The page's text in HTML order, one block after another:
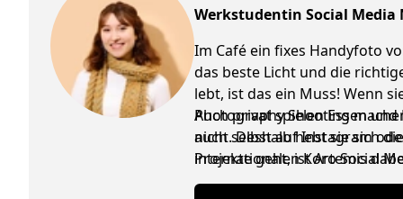
Werkstudentin Social Media
Im Café ein fixes Handyfoto
das beste Licht und die
lebt, ist das ein Muss! Wenn
Photography Shooting
nicht. Deshalb hebt sie sich
internationalen Koro Social
Auch privat spielen Essen
auch selbst auf Instagram
Projekte geht, ist Artemis
ausgetauscht werden, ist das